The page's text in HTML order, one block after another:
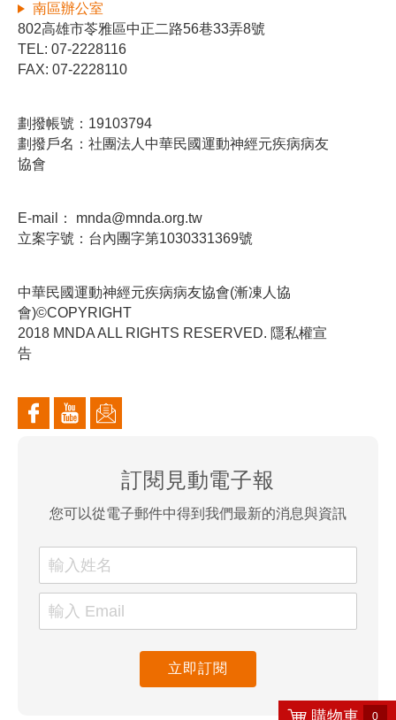
購物車 0
南區辦公室
802高雄市苓雅區中正二路56巷33弄8號
TEL: 07-2228116
FAX: 07-2228110
劃撥帳號：19103794
劃撥戶名：社團法人中華民國運動神經元疾病病友
協會
E-mail：
mnda@mnda.org.tw
立案字號：台內團字第1030331369號
中華民國運動神經元疾病病友協會(漸凍人協
會)©COPYRIGHT
2018 MNDA ALL RIGHTS RESERVED. 隱私權宣
告
訂閱見動電子報
您可以從電子郵件中得到我們最新的消息與資訊
立即訂閱